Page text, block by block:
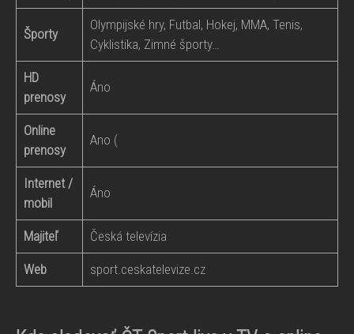
Športy
Olympijské hry, Futbal, Hokej, MMA, Tenis,
Cyklistika, Zimné športy…
HD
prenosy
Áno
Online
prenosy
Ano (
Internet /
mobil
Áno
Majiteľ Česká televízia
Web sport.ceskatelevize.cz